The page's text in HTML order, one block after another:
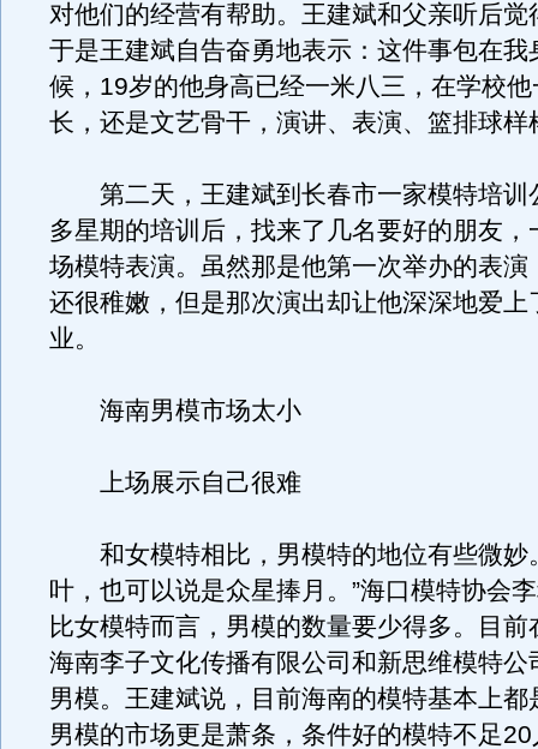
对他们的经营有帮助。王建斌和父亲听后觉
于是王建斌自告奋勇地表示：这件事包在我
候，19岁的他身高已经一米八三，在学校
长，还是文艺骨干，演讲、表演、篮排球样
第二天，王建斌到长春市一家模特培训
多星期的培训后，找来了几名要好的朋友，
场模特表演。虽然那是他第一次举办的表演
还很稚嫩，但是那次演出却让他深深地爱上
业。
海南男模市场太小
上场展示自己很难
和女模特相比，男模特的地位有些微妙
叶，也可以说是众星捧月。”海口模特协会
比女模特而言，男模的数量要少得多。目前
海南李子文化传播有限公司和新思维模特公
男模。王建斌说，目前海南的模特基本上都
男模的市场更是萧条，条件好的模特不足